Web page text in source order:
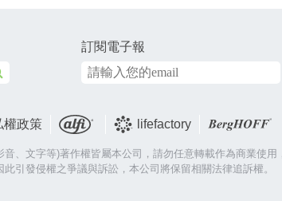
訂閱電子報
權政策 lifefactory
、文字等)著作權皆屬本公司，請勿任意轉載作為商業使
此引發侵權之爭議與訴訟，本公司將保留相關法律追訴權。